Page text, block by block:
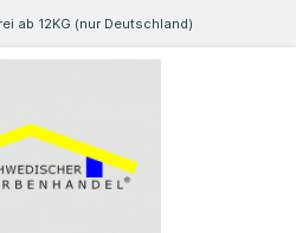
ab 12KG (nur Deutschland)